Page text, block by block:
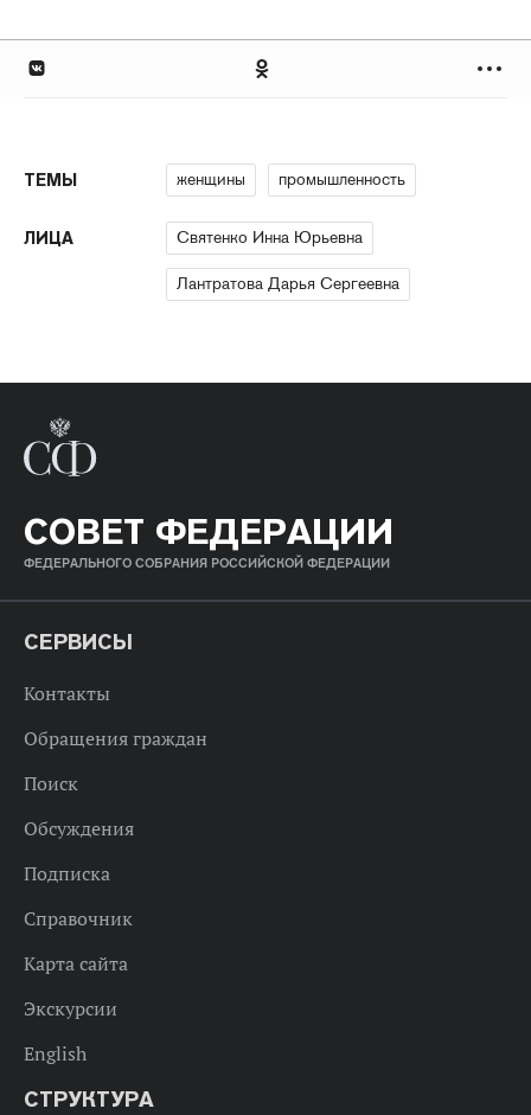
ТЕМЫ женщины промышленность
ЛИЦА Святенко Инна Юрьевна
Лантратова Дарья Сергеевна
СОВЕТ ФЕДЕРАЦИИ
ФЕДЕРАЛЬНОГО СОБРАНИЯ РОССИЙСКОЙ ФЕДЕРАЦИИ
СЕРВИСЫ
Контакты
Обращения граждан
Поиск
Обсуждения
Подписка
Справочник
Карта сайта
Экскурсии
English
СТРУКТУРА